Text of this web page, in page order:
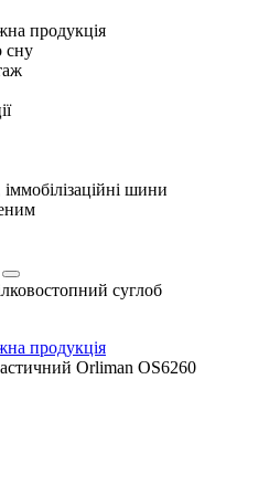
продукція
сну
шини
суглоб
продукція
Orliman OS6260